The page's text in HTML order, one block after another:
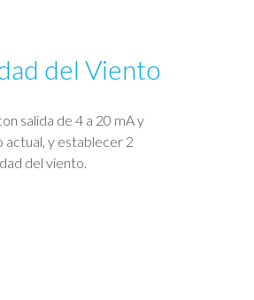
del Viento
salida de 4 a 20 mA y
y establecer 2
del viento.